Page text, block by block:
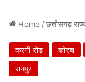
Home /छत्तीसगढ़
करगी रोड कोरबा
रायपुर